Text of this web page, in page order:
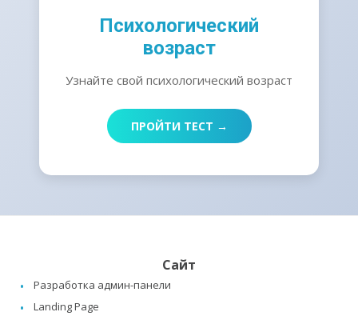
Психологический
возраст
Узнайте свой психологический возраст
ПРОЙТИ ТЕСТ →
Сайт
Разработка админ-панели
Landing Page